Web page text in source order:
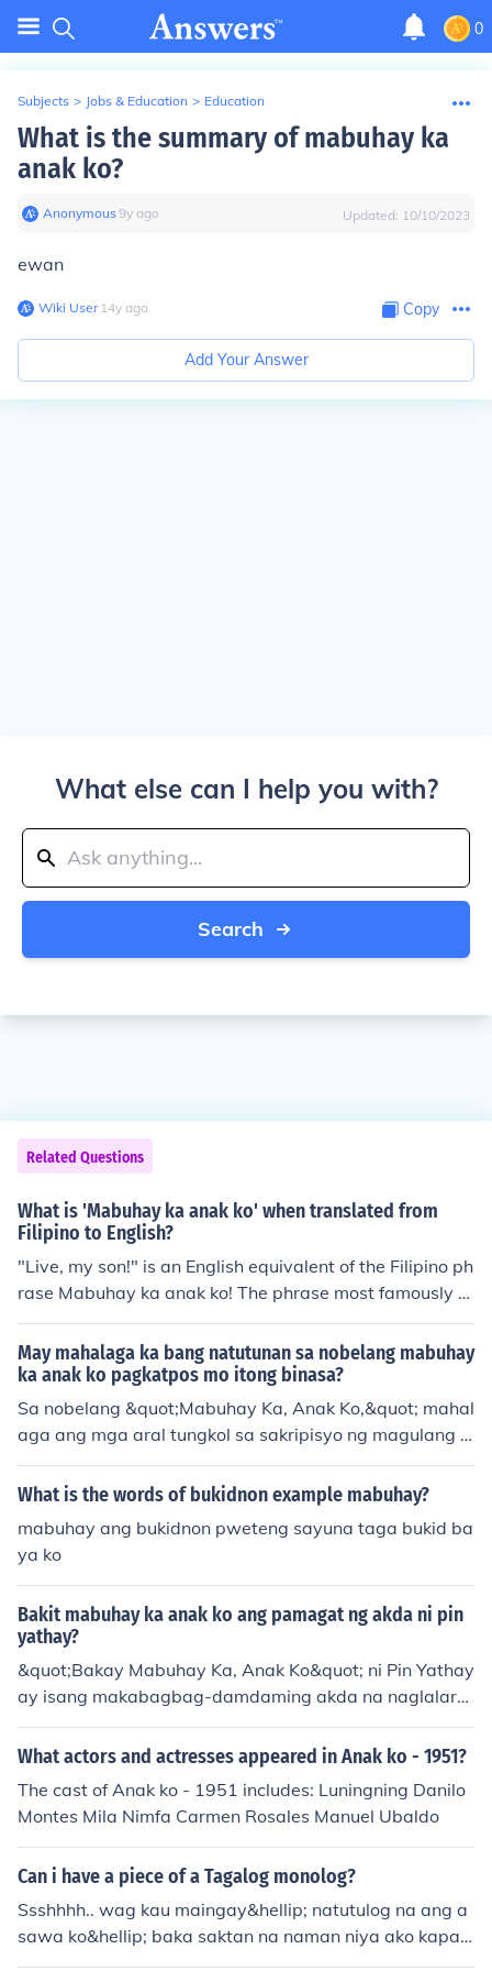
0
Subjects > Jobs & Education > Education
What is the summary of mabuhay ka
anak ko?
Anonymous∙9y ago Updated: 10/10/2023
ewan
Wiki User∙14y ago Copy
Add Your Answer
What else can I help you with?
Search
Related Questions
What is 'Mabuhay ka anak ko' when translated from
Filipino to English?
"Live, my son!" is an English equivalent of the Filipino ph
rase Mabuhay ka anak ko! The phrase most famously re
ferences a modern novel's title, whose translation conv
eys a welcome to or wish for long life well lived to "you,
my son" in English. The pronunciation will be "ma-BOO-
eye ka-nak ko" in Tagalog.
May mahalaga ka bang natutunan sa nobelang mabuhay
ka anak ko pagkatpos mo itong binasa?
Sa nobelang &quot;Mabuhay Ka, Anak Ko,&quot; mahal
aga ang mga aral tungkol sa sakripisyo ng magulang a
t ang halaga ng pamilya. Ipinapakita nito ang mga ha
mon na dinaranas ng mga tao sa lipunan at ang kanila
Ang mensahe ng pag-asa at determinasyon, kahit sa k
abila ng mga pagsubok, ay isang mahalagang bahagi
na maaaring magbigay inspirasyon sa sinumang mam
babasa. Sa kabuuan, ang nobela ay nagtuturo ng kahal
agahan ng pagmamahal at pag-unawa sa isa't isa.
What is the words of bukidnon example mabuhay?
mabuhay ang bukidnon pweteng sayuna taga bukid ba
ya ko
Bakit mabuhay ka anak ko ang pamagat ng akda ni pin
yathay?
&quot;Bakay Mabuhay Ka, Anak Ko&quot; ni Pin Yathay
ay isang makabagbag-damdaming akda na naglalara
wan ng karanasan ng mga tao sa ilalim ng Khmer Roug
e sa Cambodia. Sa kwentong ito, isinasalaysay ang mg
anak sa gitna ng matinding hirap at pagdurusa. Ang m
ensahe ng akda ay nagbibigay-diin sa halaga ng buha
y, pagmamahal ng magulang, at ang tibay ng loob sa k
abila ng mga pagsubok. Sa kabuuan, ito ay isang paal
ala ng kahalagahan ng pamilya at pag-asa sa mga ma
dilim na panahon.
What actors and actresses appeared in Anak ko - 1951?
The cast of Anak ko - 1951 includes: Luningning Danilo
Montes Mila Nimfa Carmen Rosales Manuel Ubaldo
Can i have a piece of a Tagalog monolog?
Ssshhhh.. wag kau maingay&hellip; natutulog na ang a
sawa ko&hellip; baka saktan na naman niya ako kapag
nagambala ko siya&hellip; Nag aalala na ako sa mga a